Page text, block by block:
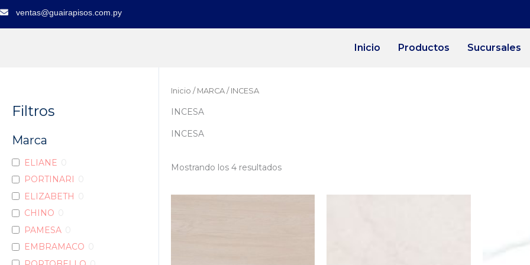
ventas@guairapisos.com.py
Inicio Productos Sucursales
Filtros
Marca
ELIANE 0
PORTINARI 0
ELIZABETH 0
CHINO 0
PAMESA 0
EMBRAMACO 0
Inicio / MARCA/ INCESA
INCESA
INCESA
Mostrando los 4 resultados